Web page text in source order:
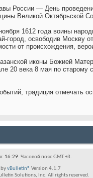
России — День
Великой Октябрьской
1612 года воины
освободив Москву
от происхождения,
иконы Божией
20 века 8 мая по
традиция отмечать
16:29. Часовой пояс GMT +3.
byvBulletin® Version 4.1.7
Solutions, Inc. All rights reserved.